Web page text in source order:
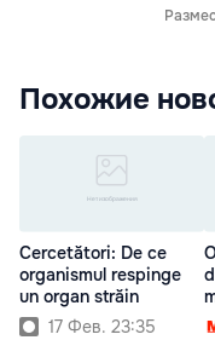
Похожие
Cercetători: De ce
organismul respinge
un organ străin
17 Фев. 23:35